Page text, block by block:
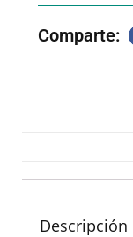
Comparte:
Descripción